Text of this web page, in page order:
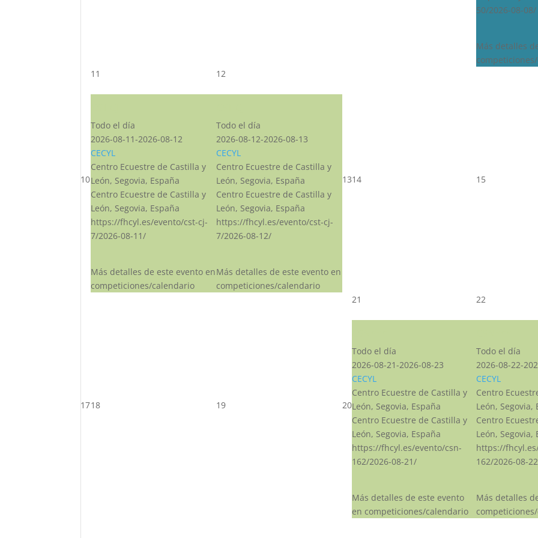
50/2026-08-08/
Más detalles
10
11
Todo el día
2026-08-11-2026-08-12
CECYL
Centro Ecuestre de Castilla y
León, Segovia, España
Centro Ecuestre de Castilla y
León, Segovia, España
https://fhcyl.es/evento/cst-cj-
7/2026-08-11/
Más detalles de este evento en
competiciones/calendario
12
Todo el día
2026-08-12-2026-08-13
CECYL
Centro Ecuestre de Castilla y
León, Segovia, España
Centro Ecuestre de Castilla y
León, Segovia, España
https://fhcyl.es/evento/cst-cj-
7/2026-08-12/
Más detalles de este evento en
competiciones/calendario
1314 15
1718 19 20
21
Todo el día
2026-08-21-2026-08-23
CECYL
Centro Ecuestre de Castilla y
León, Segovia, España
Centro Ecuestre de Castilla y
León, Segovia, España
https://fhcyl.es/evento/csn-
162/2026-08-21/
Más detalles de este evento
en competiciones/calendario
22
Todo el día
2026-08-22-
CECYL
Centro
León, Segovia,
Centro
León, Segovia,
https://
162/2026-08-
Más detalles